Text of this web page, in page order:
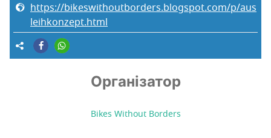
https://bikeswithoutborders.blogspot.com/p/aus
leihkonzept.html
Організатор
Bikes Without Borders